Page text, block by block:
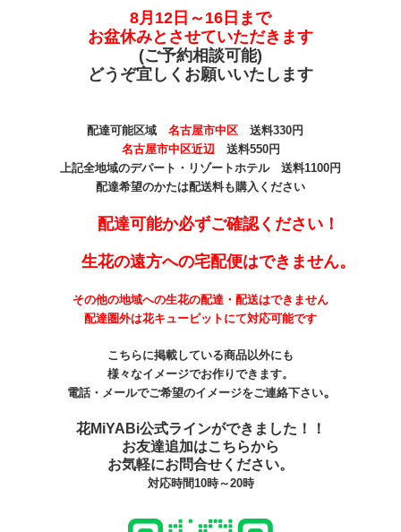
8月12日～16日まで
お盆休みとさせていただきます
(ご予約相談可能)
どうぞ宜しくお願いいたします
配達可能区域 名古屋市中区送料330円
名古屋市中区近辺送料550円
上記全地域のデパート・リゾートホテル 送料1100円
配達希望のかたは配送料も購入ください
配達可能か必ずご確認ください！
生花の遠方への宅配便はできません。
その他の地域への生花の配達・配送はできません
配達圏外は花キューピットにて対応可能です
こちらに掲載している商品以外にも
様々なイメージでお作りできます。
電話・メールでご希望のイメージをご連絡下さい。
花MiYABi公式ラインができました！！
お友達追加はこちらから
お気軽にお問合せください。
対応時間10時～20時